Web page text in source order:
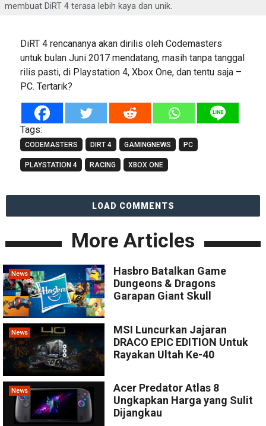
membuat DiRT 4 terasa lebih kaya dan unik.
DiRT 4 rencananya akan dirilis oleh Codemasters
untuk bulan Juni 2017 mendatang, masih tanpa tanggal
rilis pasti, di Playstation 4, Xbox One, dan tentu saja –
PC. Tertarik?
Tags:
CODEMASTERS DIRT 4 GAMINGNEWS PC
PLAYSTATION 4 RACING XBOX ONE
LOAD COMMENTS
More Articles
News
Hasbro Batalkan Game
Dungeons & Dragons
Garapan Giant Skull
News
MSI Luncurkan Jajaran
DRACO EPIC EDITION Untuk
Rayakan Ultah Ke-40
News
Acer Predator Atlas 8
Ungkapkan Harga yang Sulit
Dijangkau